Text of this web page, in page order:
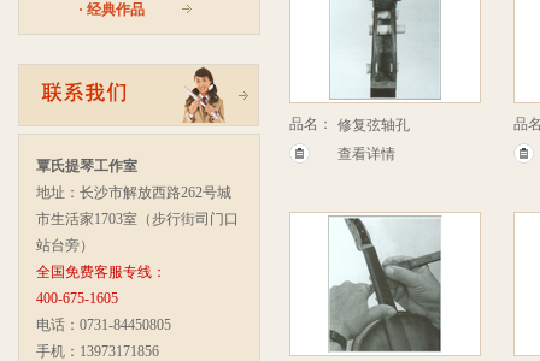
· 经典作品
覃氏提琴工作室
地址：长沙市解放西路262号城
市生活家1703室（步行街司门口
站台旁）
全国免费客服专线：
400-675-1605
电话：0731-84450805
手机：13973171856
品名：
修复弦轴孔
查看详情
品